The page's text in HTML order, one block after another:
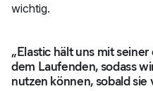
wichtig.
„Elastic hält uns mit
dem Laufenden, sodass
nutzen können, sobald